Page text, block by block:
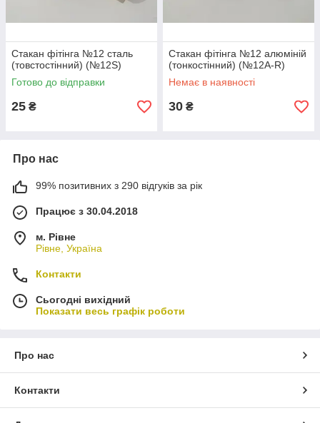
Стакан фітінга №12 сталь
(товстостінний) (№12S)
Готово до відправки
25 ₴
Стакан фітінга №12 алюміній
(тонкостінний) (№12A-R)
Немає в наявності
30 ₴
Про нас
99% позитивних з 290 відгуків за рік
Працює з 30.04.2018
м. Рівне
Рівне, Україна
Контакти
Сьогодні вихідний
Показати весь графік роботи
Про нас
Контакти